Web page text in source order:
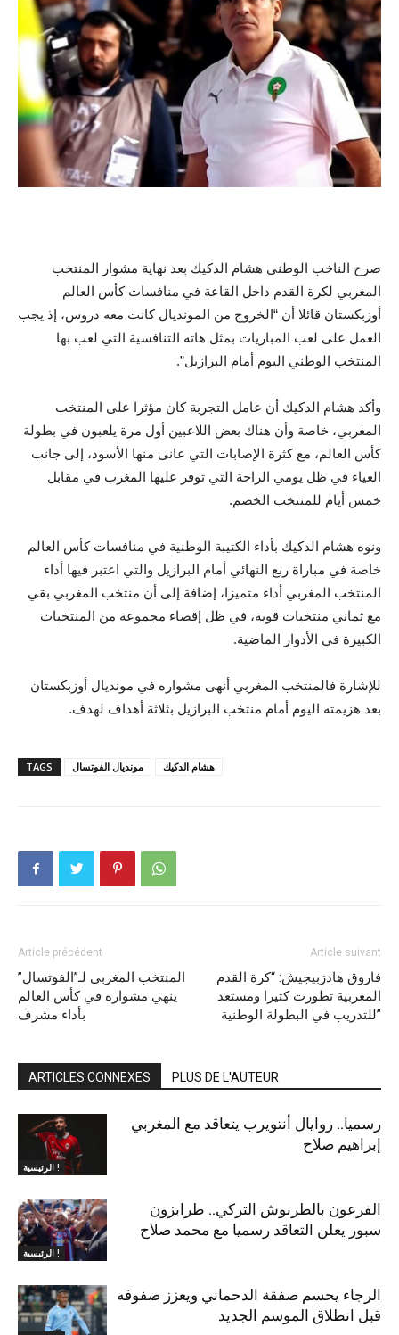
صرح الناخب الوطني هشام الدكيك بعد نهاية مشوار المنتخب
المغربي لكرة القدم داخل القاعة في منافسات كأس العالم
أوزبكستان قائلا أن “الخروج من المونديال كانت معه دروس، إذ يجب
العمل على لعب المباريات بمثل هاته التنافسية التي لعب بها
المنتخب الوطني اليوم أمام البرازيل”.
وأكد هشام الدكيك أن عامل التجربة كان مؤثرا على المنتخب
المغربي، خاصة وأن هناك بعض اللاعبين أول مرة يلعبون في بطولة
كأس العالم، مع كثرة الإصابات التي عانى منها الأسود، إلى جانب
العياء في ظل يومي الراحة التي توفر عليها المغرب في مقابل
خمس أيام للمنتخب الخصم.
ونوه هشام الدكيك بأداء الكتيبة الوطنية في منافسات كأس العالم
خاصة في مباراة ربع النهائي أمام البرازيل والتي اعتبر فيها أداء
المنتخب المغربي أداء متميزا، إضافة إلى أن منتخب المغربي بقي
مع ثماني منتخبات قوية، في ظل إقصاء مجموعة من المنتخبات
الكبيرة في الأدوار الماضية.
للإشارة فالمنتخب المغربي أنهى مشواره في مونديال أوزبكستان
بعد هزيمته اليوم أمام منتخب البرازيل بثلاثة أهداف لهدف.
TAGS مونديال الفوتسال هشام الدكيك
Article précédent
المنتخب المغربي لـ”الفوتسال”
ينهي مشواره في كأس العالم
بأداء مشرف
Article suivant
فاروق هادزبيجيش: “كرة القدم
المغربية تطورت كثيرا ومستعد
للتدريب في البطولة الوطنية”
ARTICLES CONNEXES PLUS DE L'AUTEUR
الرئيسية !
رسميا.. روايال أنتويرب يتعاقد مع المغربي
إبراهيم صلاح
الرئيسية !
الفرعون بالطربوش التركي.. طرابزون
سبور يعلن التعاقد رسميا مع محمد صلاح
الرجاء يحسم صفقة الدحماني ويعزز صفوفه
قبل انطلاق الموسم الجديد